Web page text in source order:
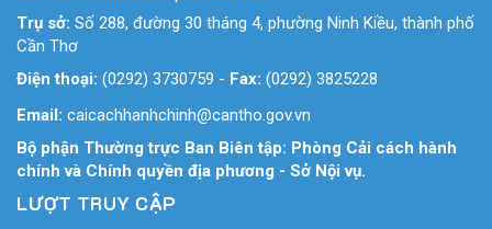
Trụ sở: Số 288, đường 30 tháng 4, phường Ninh Kiều, thành phố
Cần Thơ
Điện thoại: (0292) 3730759 - Fax: (0292) 3825228
Email: caicachhanhchinh@cantho.gov.vn
Bộ phận Thường trực Ban Biên tập: Phòng Cải cách hành
chính và Chính quyền địa phương - Sở Nội vụ.
LƯỢT TRUY CẬP